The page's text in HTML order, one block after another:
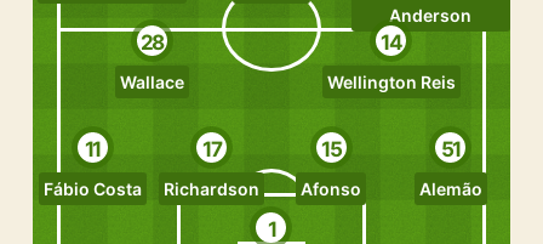
Anderson
28
Wallace
14
Wellington Reis
11
Fábio Costa
17
Richardson
15
Afonso
51
Alemão
1